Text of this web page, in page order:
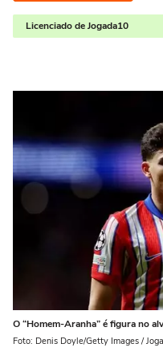
Licenciado de Jogada10
O “Homem-Aranha” é figura no
Foto: Denis Doyle/Getty Images /